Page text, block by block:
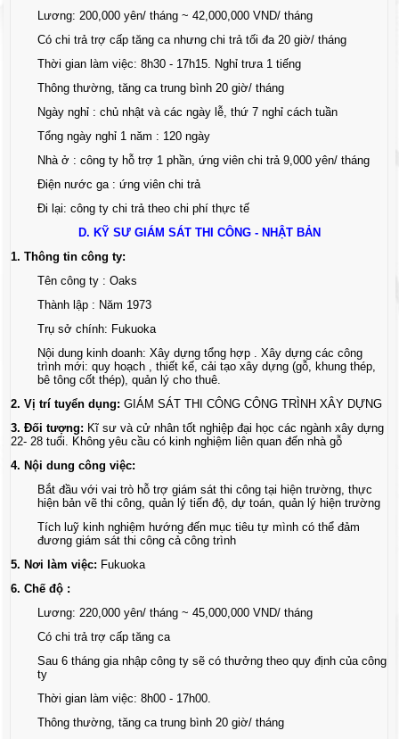
Lương: 200,000 yên/ tháng ~ 42,000,000 VND/ tháng
Có chi trả trợ cấp tăng ca nhưng chi trả tối đa 20 giờ/ tháng
Thời gian làm việc: 8h30 - 17h15. Nghỉ trưa 1 tiếng
Thông thường, tăng ca trung bình 20 giờ/ tháng
Ngày nghỉ : chủ nhật và các ngày lễ, thứ 7 nghỉ cách tuần
Tổng ngày nghỉ 1 năm : 120 ngày
Nhà ở : công ty hỗ trợ 1 phần, ứng viên chi trả 9,000 yên/ tháng
Điện nước ga : ứng viên chi trả
Đi lại: công ty chi trả theo chi phí thực tế
D. KỸ SƯ GIÁM SÁT THI CÔNG - NHẬT BẢN
1. Thông tin công ty:
Tên công ty : Oaks
Thành lập : Năm 1973
Trụ sở chính: Fukuoka
Nội dung kinh doanh: Xây dựng tổng hợp . Xây dựng các công
trình mới: quy hoạch , thiết kế, cải tạo xây dựng (gỗ, khung thép,
bê tông cốt thép), quản lý cho thuê.
2. Vị trí tuyển dụng: GIÁM SÁT THI CÔNG CÔNG TRÌNH XÂY DỰNG
3. Đối tượng: Kĩ sư và cử nhân tốt nghiệp đại học các ngành xây dựng
22- 28 tuổi. Không yêu cầu có kinh nghiệm liên quan đến nhà gỗ
4. Nội dung công việc:
Bắt đầu với vai trò hỗ trợ giám sát thi công tại hiện trường, thực
hiện bản vẽ thi công, quản lý tiến độ, dự toán, quản lý hiện trường
Tích luỹ kinh nghiệm hướng đến mục tiêu tự mình có thể đảm
đương giám sát thi công cả công trình
5. Nơi làm việc: Fukuoka
6. Chế độ :
Lương: 220,000 yên/ tháng ~ 45,000,000 VND/ tháng
Có chi trả trợ cấp tăng ca
Sau 6 tháng gia nhập công ty sẽ có thưởng theo quy định của công
ty
Thời gian làm việc: 8h00 - 17h00.
Thông thường, tăng ca trung bình 20 giờ/ tháng